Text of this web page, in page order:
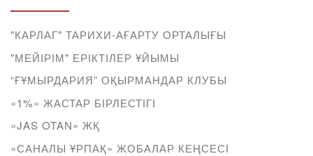
"КАРЛАГ" ТАРИХИ-АҒАРТУ ОРТАЛЫҒЫ
"МЕЙІРІМ" ЕРІКТІЛЕР ҰЙЫМЫ
“ҒҰМЫРДАРИЯ” ОҚЫРМАНДАР КЛУБЫ
«1%» ЖАСТАР БІРЛЕСТІГІ
«JAS OTAN» ЖҚ
«САНАЛЫ ҰРПАҚ» ЖОБАЛАР КЕҢСЕСІ